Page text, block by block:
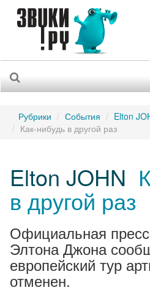
Рубрики События
Elton
Как-нибудь в другой раз
Elton JOHN
в другой раз
Официальная
Элтона Джона
европейский тур
отменен.